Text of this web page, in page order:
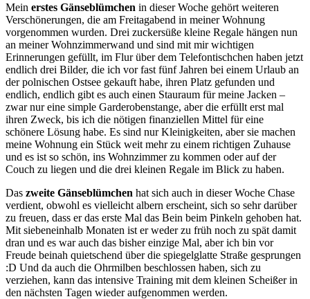
Mein erstes Gänseblümchen in dieser Woche gehört weiteren
Verschönerungen, die am Freitagabend in meiner Wohnung
vorgenommen wurden. Drei zuckersüße kleine Regale hängen nun
an meiner Wohnzimmerwand und sind mit mir wichtigen
Erinnerungen gefüllt, im Flur über dem Telefontischchen haben jetzt
endlich drei Bilder, die ich vor fast fünf Jahren bei einem Urlaub an
der polnischen Ostsee gekauft habe, ihren Platz gefunden und
endlich, endlich gibt es auch einen Stauraum für meine Jacken –
zwar nur eine simple Garderobenstange, aber die erfüllt erst mal
ihren Zweck, bis ich die nötigen finanziellen Mittel für eine
schönere Lösung habe. Es sind nur Kleinigkeiten, aber sie machen
meine Wohnung ein Stück weit mehr zu einem richtigen Zuhause
und es ist so schön, ins Wohnzimmer zu kommen oder auf der
Couch zu liegen und die drei kleinen Regale im Blick zu haben.
Das zweite Gänseblümchen hat sich auch in dieser Woche Chase
verdient, obwohl es vielleicht albern erscheint, sich so sehr darüber
zu freuen, dass er das erste Mal das Bein beim Pinkeln gehoben hat.
Mit siebeneinhalb Monaten ist er weder zu früh noch zu spät damit
dran und es war auch das bisher einzige Mal, aber ich bin vor
Freude beinah quietschend über die spiegelglatte Straße gesprungen
:D Und da auch die Ohrmilben beschlossen haben, sich zu
verziehen, kann das intensive Training mit dem kleinen Scheißer in
den nächsten Tagen wieder aufgenommen werden.